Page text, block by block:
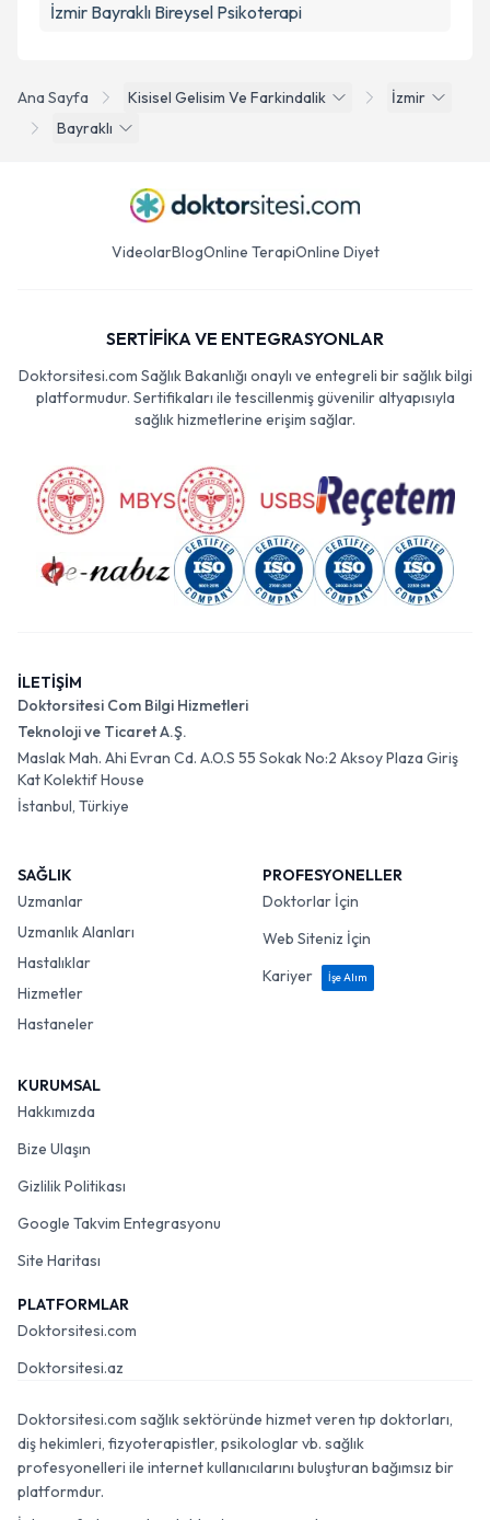
Ana Sayfa Kisisel Gelisim Ve Farkindalik
İzmir
Bayraklı
İzmir Bayraklı Bireysel Psikoterapi
VideolarBlogOnline TerapiOnline Diyet
SERTİFİKA VE ENTEGRASYONLAR
Doktorsitesi.com Sağlık Bakanlığı onaylı ve entegreli bir sağlık bilgi
platformudur. Sertifikaları ile tescillenmiş güvenilir altyapısıyla
sağlık hizmetlerine erişim sağlar.
İLETİŞİM
Doktorsitesi Com Bilgi Hizmetleri
Teknoloji ve Ticaret A.Ş.
Maslak Mah. Ahi Evran Cd. A.O.S 55 Sokak No:2 Aksoy Plaza Giriş
Kat Kolektif House
İstanbul, Türkiye
SAĞLIK
Uzmanlar
Uzmanlık Alanları
Hastalıklar
Hizmetler
Hastaneler
PROFESYONELLER
Doktorlar İçin
Web Siteniz İçin
Kariyer
İşe Alım
KURUMSAL
Hakkımızda
Bize Ulaşın
Gizlilik Politikası
Google Takvim Entegrasyonu
Site Haritası
PLATFORMLAR
Doktorsitesi.com
Doktorsitesi.az
Doktorsitesi.com sağlık sektöründe hizmet veren tıp doktorları,
diş hekimleri, fizyoterapistler, psikologlar vb. sağlık
profesyonelleri ile internet kullanıcılarını buluşturan bağımsız bir
platformdur.